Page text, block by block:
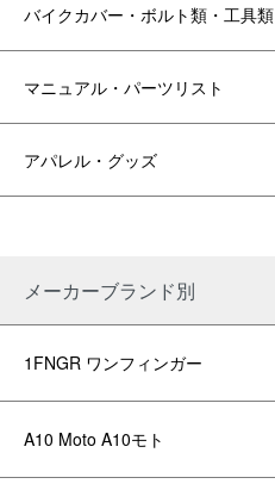
バイクカバー・ボルト類・工具類
マニュアル・パーツリスト
アパレル・グッズ
メーカーブランド別
1FNGR ワンフィンガー
A10 Moto A10モト